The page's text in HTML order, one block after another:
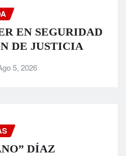
EN SEGURIDAD
DE JUSTICIA
5, 2026
DÍAZ